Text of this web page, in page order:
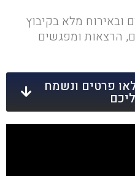
המסע (באורך 3 ימים ובאירוח מלא בקיבוץ
הרצאות ומפגשים
פרטים ונשמח